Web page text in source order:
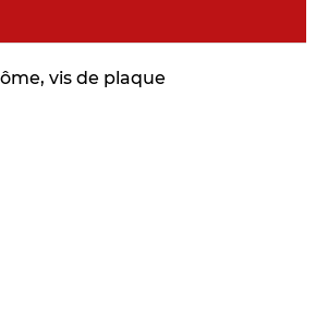
vis de plaque